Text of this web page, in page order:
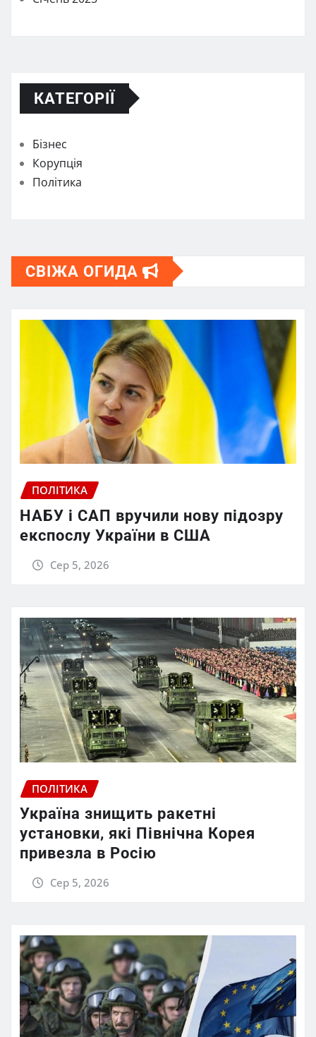
КАТЕГОРІЇ
Бізнес
Корупція
Політика
СВІЖА ОГИДА
ПОЛІТИКА
НАБУ і САП вручили нову підозру
експослу України в США
Сер 5, 2026
ПОЛІТИКА
Україна знищить ракетні
установки, які Північна Корея
привезла в Росію
Сер 5, 2026